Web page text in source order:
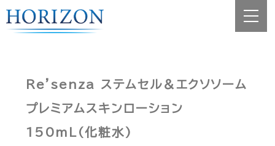
Re'senza ステムセル＆エクソソーム
プレミアムスキンローション
150mL(化粧水)